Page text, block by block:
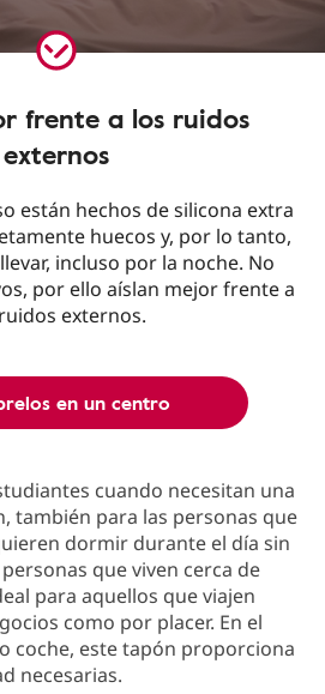
frente a los ruidos
externos
están hechos de silicona extra
huecos y, por lo tanto,
incluso por la noche. No
por ello aíslan mejor frente a
externos.
en un centro
cuando necesitan una
también para las personas que
dormir durante el día sin
que viven cerca de
para aquellos que viajen
como por placer. En el
coche, este tapón proporciona
necesarias.